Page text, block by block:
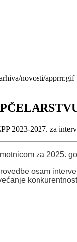
2023-2027. za
za 2025.
osam